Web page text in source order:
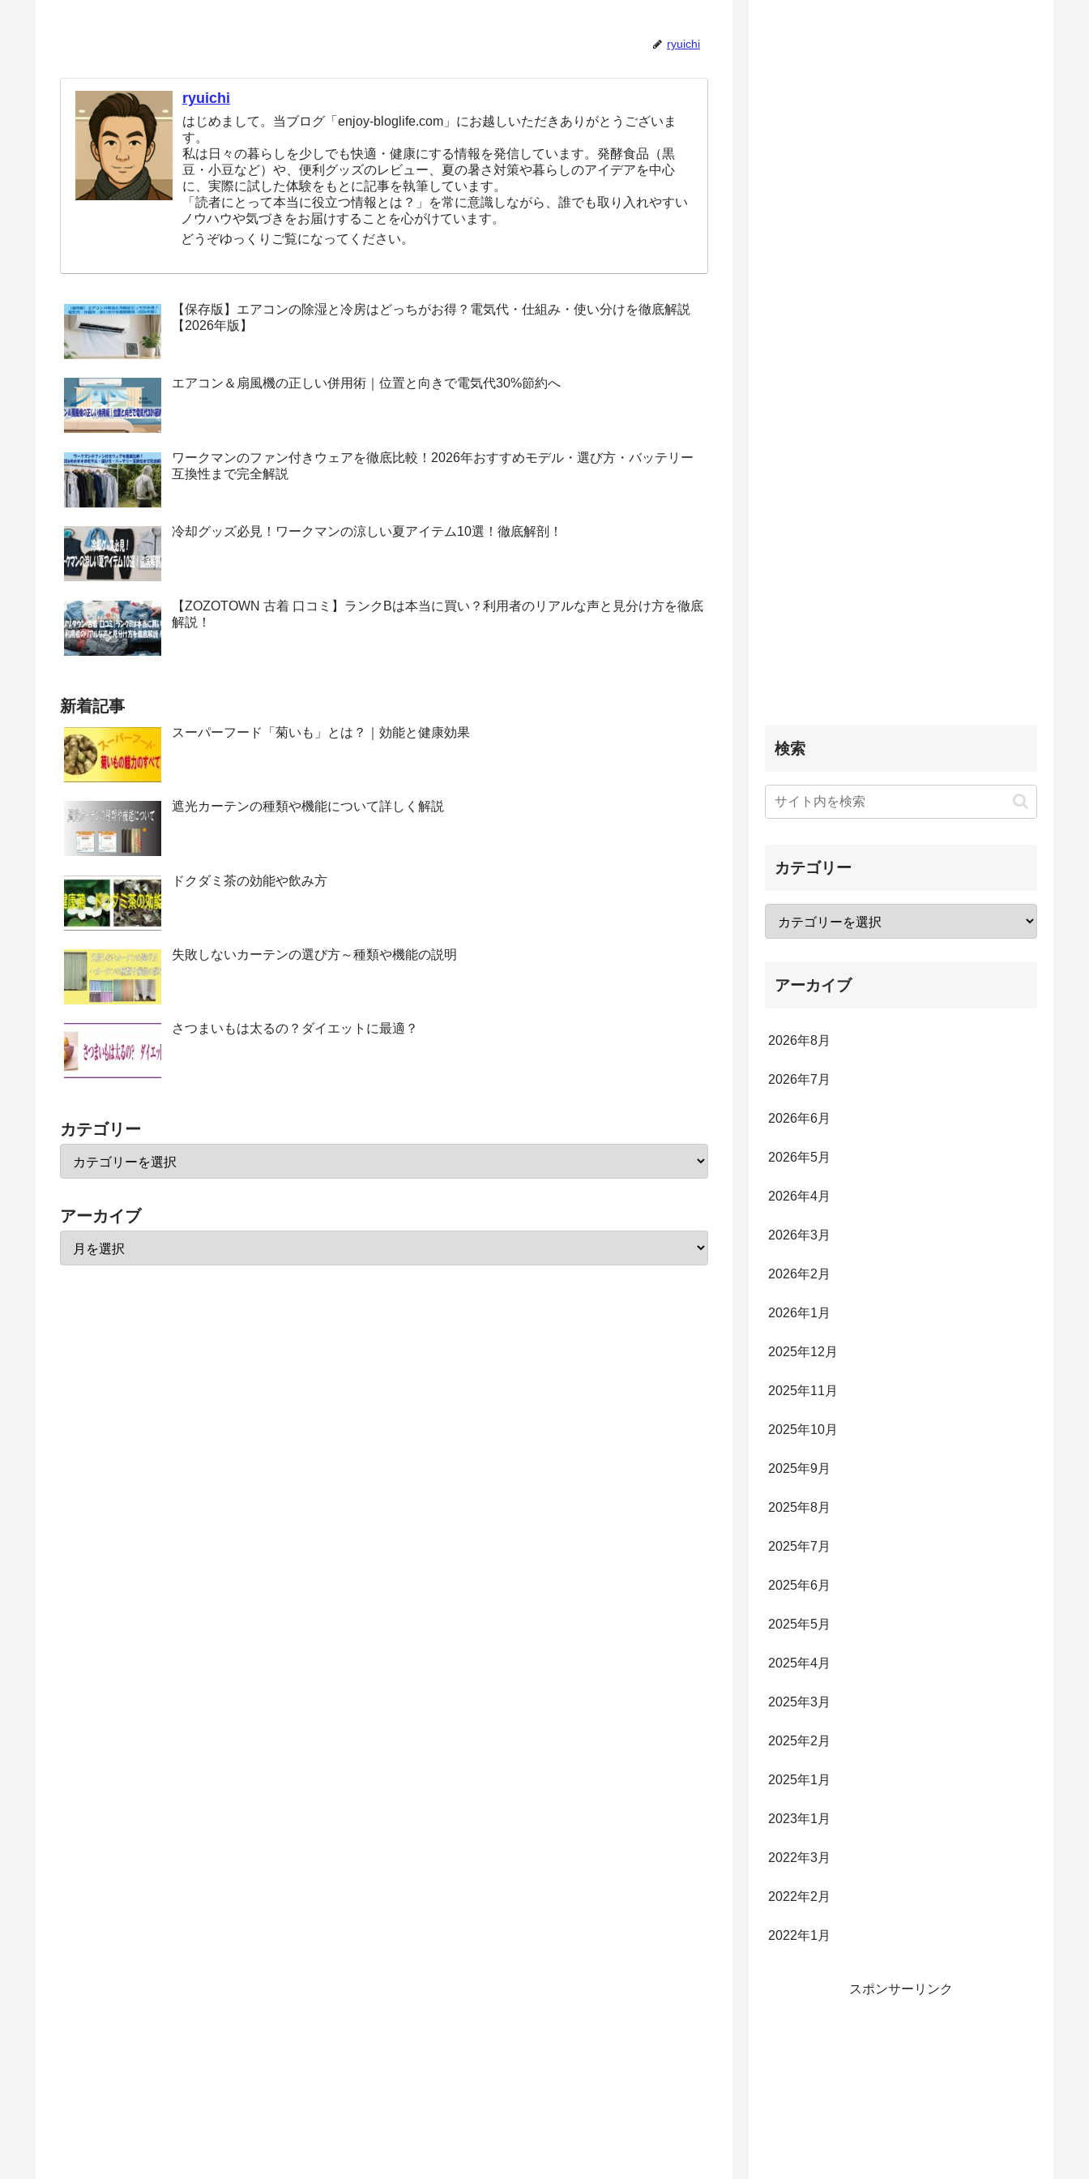
ryuichi
ryuichi
はじめまして。当ブログ「enjoy-bloglife.com」にお越しいただきありがとうございま
す。
私は日々の暮らしを少しでも快適・健康にする情報を発信しています。発酵食品（黒
豆・小豆など）や、便利グッズのレビュー、夏の暑さ対策や暮らしのアイデアを中心
に、実際に試した体験をもとに記事を執筆しています。
「読者にとって本当に役立つ情報とは？」を常に意識しながら、誰でも取り入れやすい
ノウハウや気づきをお届けすることを心がけています。
どうぞゆっくりご覧になってください。
【保存版】エアコンの除湿と冷房はどっちがお得？電気代・仕組み・使い分けを徹底解説
【2026年版】
エアコン＆扇風機の正しい併用術｜位置と向きで電気代30%節約へ
ワークマンのファン付きウェアを徹底比較！2026年おすすめモデル・選び方・バッテリー
互換性まで完全解説
冷却グッズ必見！ワークマンの涼しい夏アイテム10選！徹底解剖！
【ZOZOTOWN 古着 口コミ】ランクBは本当に買い？利用者のリアルな声と見分け方を徹底
解説！
新着記事
スーパーフード「菊いも」とは？｜効能と健康効果
遮光カーテンの種類や機能について詳しく解説
ドクダミ茶の効能や飲み方
失敗しないカーテンの選び方～種類や機能の説明
さつまいもは太るの？ダイエットに最適？
カテゴリー
アーカイブ
検索
カテゴリー
アーカイブ
2026年8月
2026年7月
2026年6月
2026年5月
2026年4月
2026年3月
2026年2月
2026年1月
2025年12月
2025年11月
2025年10月
2025年9月
2025年8月
2025年7月
2025年6月
2025年5月
2025年4月
2025年3月
2025年2月
2025年1月
2023年1月
2022年3月
2022年2月
2022年1月
スポンサーリンク